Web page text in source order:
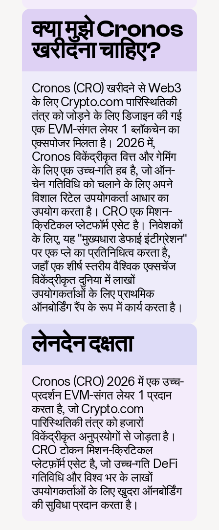
क्या मुझे Cronos
खरीदना चाहिए?
Cronos (CRO) खरीदने से Web3
के लिए Crypto.com पारिस्थितिकी
तंत्र को जोड़ने के लिए डिजाइन की गई
एक EVM-संगत लेयर 1 ब्लॉकचेन का
एक्सपोजर मिलता है। 2026 में,
Cronos विकेंद्रीकृत वित्त और गेमिंग
के लिए एक उच्च-गति हब है, जो ऑन-
चेन गतिविधि को चलाने के लिए अपने
विशाल रिटेल उपयोगकर्ता आधार का
उपयोग करता है। CRO एक मिशन-
क्रिटिकल प्लेटफॉर्म एसेट है। निवेशकों
के लिए, यह "मुख्यधारा डेफाई इंटीग्रेशन"
पर एक प्ले का प्रतिनिधित्व करता है,
जहाँ एक शीर्ष स्तरीय वैश्विक एक्सचेंज
विकेंद्रीकृत दुनिया में लाखों
उपयोगकर्ताओं के लिए प्राथमिक
ऑनबोर्डिंग रैंप के रूप में कार्य करता है।
लेनदेन दक्षता
Cronos (CRO) 2026 में एक उच्च-
प्रदर्शन EVM-संगत लेयर 1 प्रदान
करता है, जो Crypto.com
पारिस्थितिकी तंत्र को हजारों
विकेंद्रीकृत अनुप्रयोगों से जोड़ता है।
CRO टोकन मिशन-क्रिटिकल
प्लेटफ़ॉर्म एसेट है, जो उच्च-गति DeFi
गतिविधि और विश्व भर के लाखों
उपयोगकर्ताओं के लिए खुदरा ऑनबोर्डिंग
की सुविधा प्रदान करता है।